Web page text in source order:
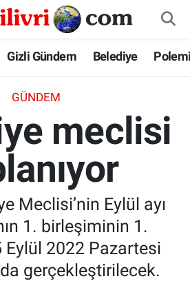
Gizli Gündem Belediye
GÜNDEM
meclisi
Meclisi’nin Eylül ayı
1. birleşiminin 1.
Eylül 2022 Pazartesi
gerçekleştirilecek.
Eczaneler
Haritası
ve Fikstür